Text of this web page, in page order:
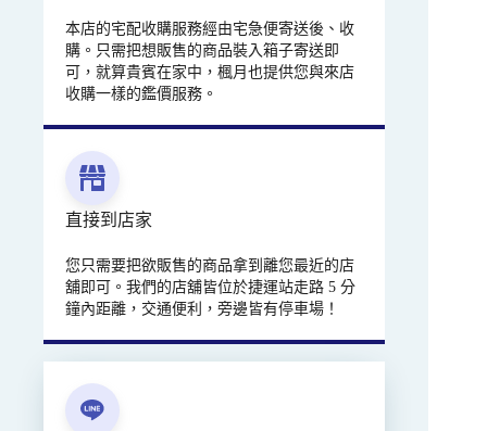
本店的宅配收購服務經由宅急便寄送後、收
購。只需把想販售的商品裝入箱子寄送即
可，就算貴賓在家中，楓月也提供您與來店
收購一樣的鑑價服務。
直接到店家
您只需要把欲販售的商品拿到離您最近的店
舖即可。我們的店舖皆位於捷運站走路 5 分
鐘內距離，交通便利，旁邊皆有停車場！